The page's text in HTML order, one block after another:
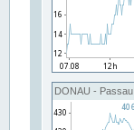
DONAU - Passau